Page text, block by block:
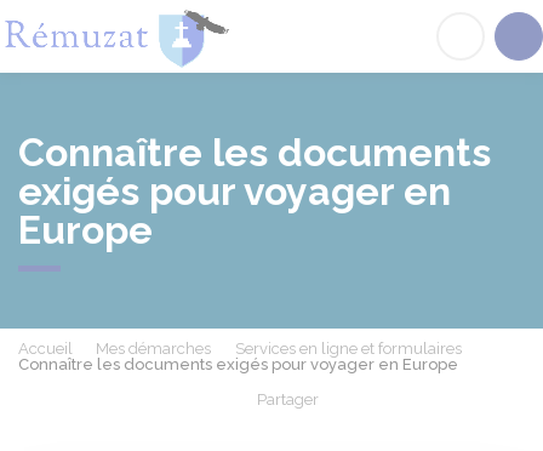
Connaître les documents
exigés pour voyager en
Europe
Accueil Mes démarches
Services en ligne et formulaires
Connaître les documents exigés pour voyager en Europe
Partager